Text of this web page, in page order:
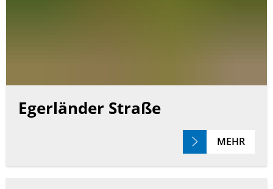
Egerländer Straße
MEHR